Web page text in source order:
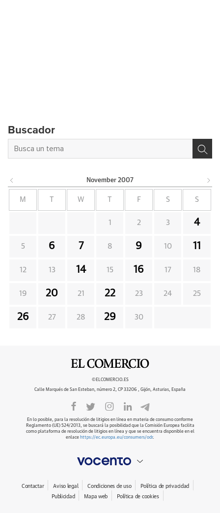
Buscador
November 2007
M W F S S
1 2 3 4
5 6 7 8 9 10 11
12 13 14 15 16 17 18
19 20 21 22 23 24 25
26 27 28 29 30
©ELCOMERCIO.ES
Calle Marqués de San Esteban, número 2, CP 33206 , Gijón, Asturias, España
En lo posible, para la resolución de litigios en línea en materia de consumo conforme
Reglamento (UE) 524/2013, se buscará la posibilidad que la Comisión Europea facilita
como plataforma de resolución de litigios en línea y que se encuentra disponible en el
enlace https://ec.europa.eu/consumers/odr.
Contactar Aviso legal Condiciones de uso
Política de privacidad
Publicidad
Mapa web Política de cookies